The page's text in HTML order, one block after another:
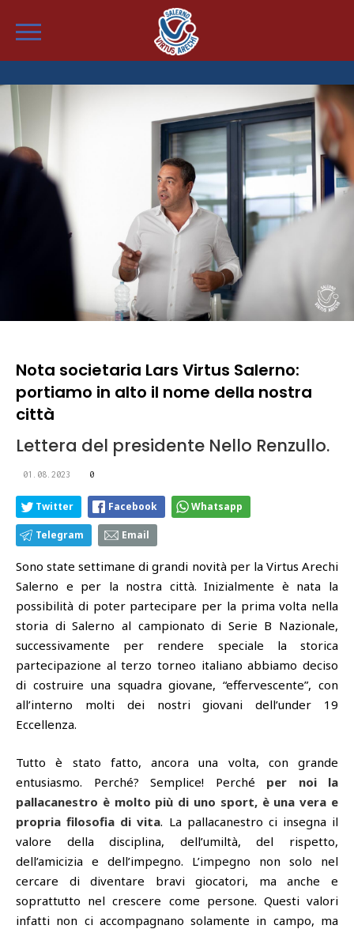
Nota societaria Lars Virtus Salerno:
portiamo in alto il nome della nostra
città
Lettera del presidente Nello Renzullo.
01.08.2023 0
Twitter Facebook Whatsapp
Telegram Email
Sono state settimane di grandi novità per la Virtus Arechi
Salerno e per la nostra città. Inizialmente è nata la
possibilità di poter partecipare per la prima volta nella
storia di Salerno al campionato di Serie B Nazionale,
successivamente per rendere speciale la storica
partecipazione al terzo torneo italiano abbiamo deciso
di costruire una squadra giovane, “effervescente”, con
all’interno molti dei nostri giovani dell’under 19
Eccellenza.
Tutto è stato fatto, ancora una volta, con grande
entusiasmo. Perché? Semplice! Perché per noi la
pallacanestro è molto più di uno sport, è una vera e
propria filosofia di vita. La pallacanestro ci insegna il
valore della disciplina, dell’umiltà, del rispetto,
dell’amicizia e dell’impegno. L’impegno non solo nel
cercare di diventare bravi giocatori, ma anche e
soprattutto nel crescere come persone. Questi valori
infatti non ci accompagnano solamente in campo, ma